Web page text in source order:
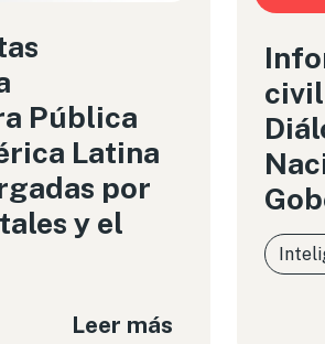
Pública
Latina
por
y el
Leer más